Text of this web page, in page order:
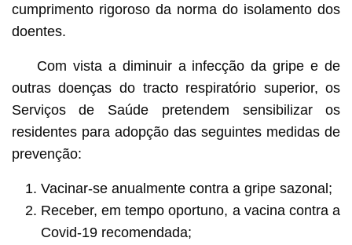
cumprimento rigoroso da norma do isolamento dos
doentes.
Com vista a diminuir a infecção da gripe e de
outras doenças do tracto respiratório superior, os
Serviços de Saúde pretendem sensibilizar os
residentes para adopção das seguintes medidas de
prevenção:
Vacinar-se anualmente contra a gripe sazonal;
Receber, em tempo oportuno, a vacina contra a
Covid-19 recomendada;